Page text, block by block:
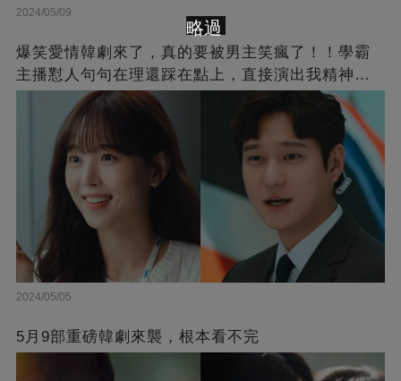
2024/05/09
爆笑愛情韓劇來了，真的要被男主笑瘋了！！學霸
主播懟人句句在理還踩在點上，直接演出我精神世
界的嘴替！
2024/05/05
5月9部重磅韓劇來襲，根本看不完
略過